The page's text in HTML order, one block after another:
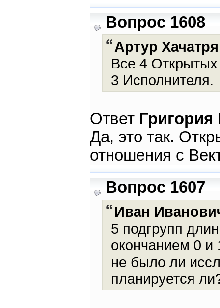
Вопрос 1608
Артур
Все 4
3 Исполнителя.
Ответ
Да, это так.
отношения с
Вопрос 1607
Иван
5 подгрупп
окончанием 0 и
не было ли
планируется